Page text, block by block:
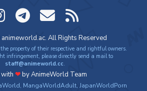
All Rights Reserved
property of their respective and rightful owners.
infringement, please directly send a mail to
staff@animeworld.cc.
❤by AnimeWorld Team
, MangaWorldAdult, JapanWorldPorn